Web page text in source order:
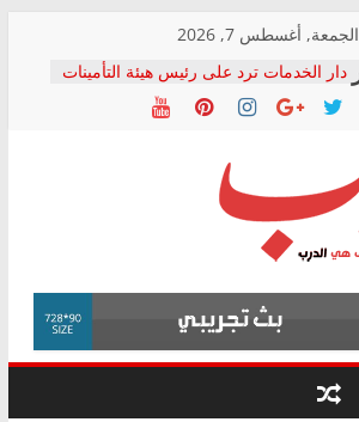
الجمعة, أغسطس 7, 2026
دار الخدمات ترد على رئيس هيئة التأمينات
بعد مؤتمره الصحفي: إنكار الأزمة لا ينهي
معاناة أصحاب المعاشات.. ونطالب بكشف
فرحات سليمان يكتب: القطاع الصحي إلى
أين؟
حزب التحالف الشعبي يطلق لجنة “الحق
في الصحة” بالإسكندرية لرصد الانتهاكات
ودعم المرضى
الوزاري لمدينة الصحفيين.. وانتهاء أعمال
إنشاء المبنى الإداري
المجلس القومي لحقوق الإنسان يعلن
متابعة قضية الدكتور محمد زهران.. ويؤكد:
قرينة البراءة وضمانات المحاكمة العادلة